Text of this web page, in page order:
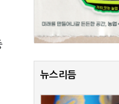
뉴스리듬